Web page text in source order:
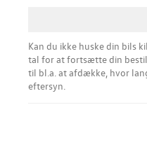
Kan du ikke huske din bils
tal for at fortsætte din
til bl.a. at afdække, hvor
eftersyn.